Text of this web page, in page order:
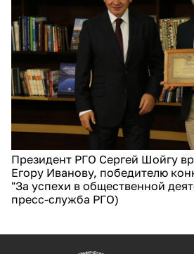
Президент РГО Сергей Шойгу
Егору Иванову, победителю
"За успехи в общественной
пресс-служба РГО)